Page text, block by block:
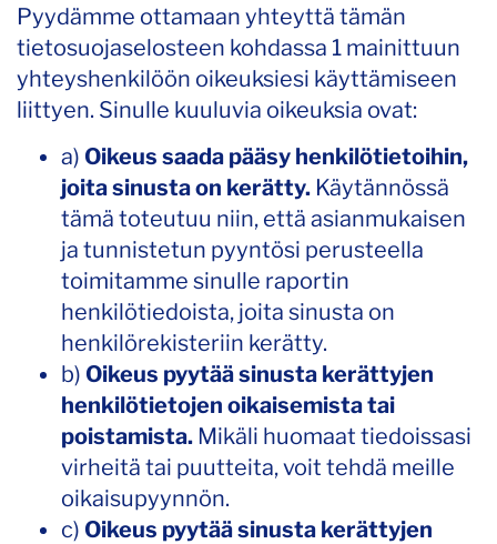
Pyydämme ottamaan yhteyttä tämän
tietosuojaselosteen kohdassa 1 mainittuun
yhteyshenkilöön oikeuksiesi käyttämiseen
liittyen. Sinulle kuuluvia oikeuksia ovat:
a) Oikeus saada pääsy henkilötietoihin,
joita sinusta on kerätty. Käytännössä
tämä toteutuu niin, että asianmukaisen
ja tunnistetun pyyntösi perusteella
toimitamme sinulle raportin
henkilötiedoista, joita sinusta on
henkilörekisteriin kerätty.
b) Oikeus pyytää sinusta kerättyjen
henkilötietojen oikaisemista tai
poistamista. Mikäli huomaat tiedoissasi
virheitä tai puutteita, voit tehdä meille
oikaisupyynnön.
c) Oikeus pyytää sinusta kerättyjen